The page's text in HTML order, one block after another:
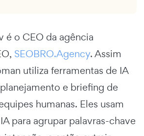
é o CEO da agência
SEOBRO.Agency. Assim
utiliza ferramentas de IA
e briefing de
humanas. Eles usam
para agrupar palavras-chave